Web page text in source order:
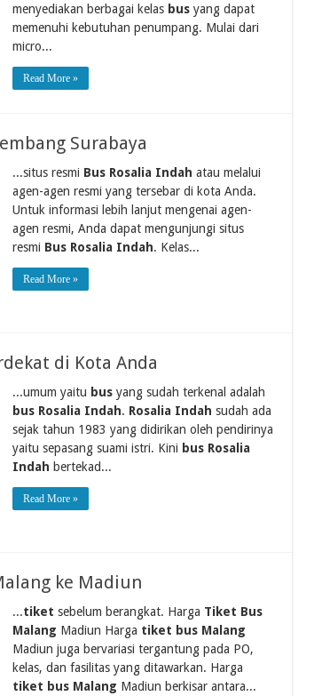
menyediakan berbagai kelas busyang dapat
memenuhi kebutuhan penumpang. Mulai dari
micro...
Read More »
Surabaya
...situs resmi Bus Rosalia Indah atau melalui
agen-agen resmi yang tersebar di kota Anda.
Untuk informasi lebih lanjut mengenai agen-
agen resmi, Anda dapat mengunjungi situs
resmi Bus Rosalia Indah. Kelas...
Read More »
di Kota Anda
...umum yaitu busyang sudah terkenal adalah
bus Rosalia Indah. Rosalia Indah sudah ada
sejak tahun 1983 yang didirikan oleh pendirinya
yaitu sepasang suami istri. Kini bus Rosalia
Indah bertekad...
Read More »
ke Madiun
...tiket sebelum berangkat. Harga Tiket Bus
Malang Madiun Harga tiket bus Malang
Madiun juga bervariasi tergantung pada PO,
kelas, dan fasilitas yang ditawarkan. Harga
tiket bus Malang Madiun berkisar antara...